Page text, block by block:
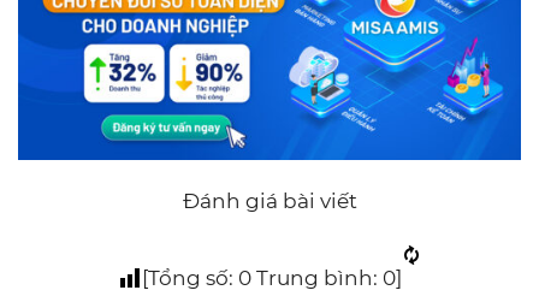
Đánh giá bài viết
[Tổng số: 0 Trung bình: 0]